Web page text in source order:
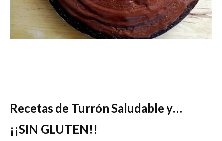
Recetas de Turrón Saludable y…
¡¡SIN GLUTEN!!